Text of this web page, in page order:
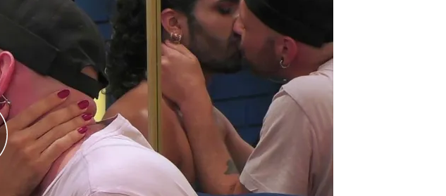
a toda su
joven de 25